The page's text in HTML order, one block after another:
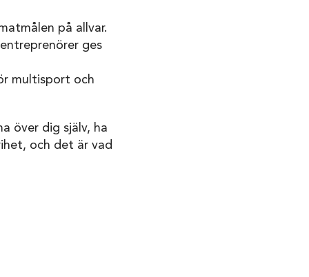
på allvar.
ges
multisport och
över dig själv, ha
och det är vad